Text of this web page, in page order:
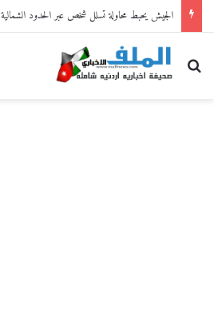
الجيش يحبط محاولة تسلل شخص عبر الحدود الشمالية
بحث عن